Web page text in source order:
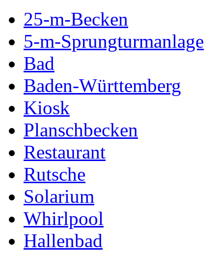
25-m-Becken
5-m-Sprungturmanlage
Bad
Baden-Württemberg
Kiosk
Planschbecken
Restaurant
Rutsche
Solarium
Whirlpool
Hallenbad